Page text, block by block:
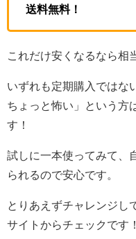
送料無料！
これだけ安くなるなら相
いずれも定期購入ではな
ちょっと怖い」という方
す！
試しに一本使ってみて、
られるので安心です。
とりあえずチャレンジし
サイトからチェックです！